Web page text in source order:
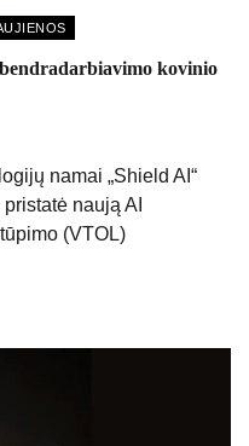
kovinio
namai „Shield AI“
naują AI
(VTOL)